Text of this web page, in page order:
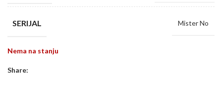
SERIJAL Mister No
Nema na stanju
Share: